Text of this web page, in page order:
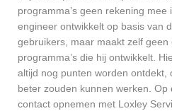
programma’s geen rekening
engineer ontwikkelt op basis van
gebruikers, maar maakt zelf geen
programma’s die hij ontwikkelt.
altijd nog punten worden ontdekt,
beter zouden kunnen werken.
contact opnemen met Loxley